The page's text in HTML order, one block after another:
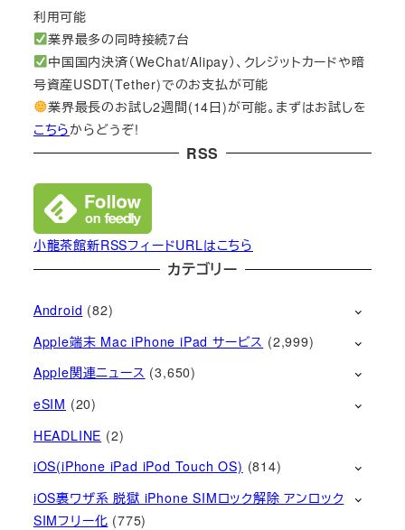
利用可能
業界最多の同時接続7台
中国国内決済（WeChat/Alipay）、クレジットカードや暗
号資産USDT(Tether)でのお支払が可能
業界最長のお試し2週間(14日)が可能。まずはお試しを
こちらからどうぞ!
RSS
小龍茶館新RSSフィードURLはこちら
カテゴリー
Android (82)
Apple端末 Mac iPhone iPad サービス (2,999)
Apple関連ニュース (3,650)
eSIM (20)
HEADLINE (2)
iOS(iPhone iPad iPod Touch OS) (814)
iOS裏ワザ系 脱獄 iPhone SIMロック解除 アンロック
SIMフリー化 (775)